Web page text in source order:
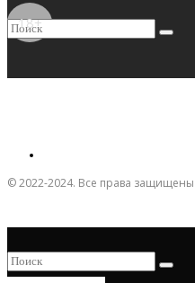
18+
© 2022-2024. Все права защищены